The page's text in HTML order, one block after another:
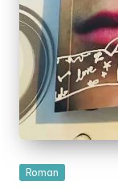
Posted
Roman